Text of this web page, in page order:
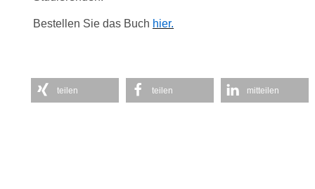
Bestellen Sie das Buch hier.
teilen teilen mitteilen